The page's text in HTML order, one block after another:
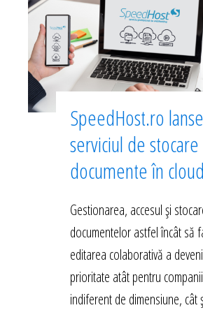
SpeedHost.ro
serviciul de
documente în cloud
Gestionarea, accesul și
documentelor astfel încât să
editarea colaborativă a
prioritate atât pentru
indiferent de dimensiune, cât